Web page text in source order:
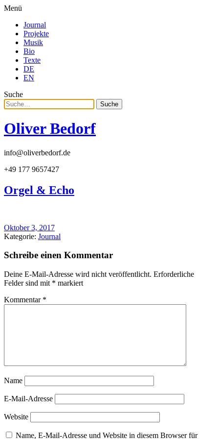
Menü
Journal
Projekte
Musik
Bio
Texte
DE
EN
Suche
Suche
Oliver Bedorf
info@oliverbedorf.de
+49 177 9657427
Orgel & Echo
Oktober 3, 2017
Kategorie: Journal
Schreibe einen Kommentar
Deine E-Mail-Adresse wird nicht veröffentlicht. Erforderliche
Felder sind mit * markiert
Kommentar *
Name
E-Mail-Adresse
Website
Name, E-Mail-Adresse und Website in diesem Browser für